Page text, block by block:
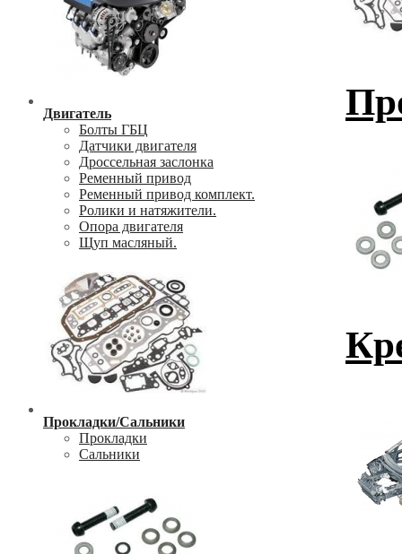
Двигатель
Болты ГБЦ
Датчики двигателя
Дроссельная заслонка
Ременный привод
Ременный привод комплект.
Ролики и натяжители.
Опора двигателя
Щуп масляный.
Прокладки/Сальники
Прокладки
Сальники